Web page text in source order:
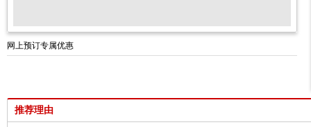
网上预订专属优惠
推荐理由